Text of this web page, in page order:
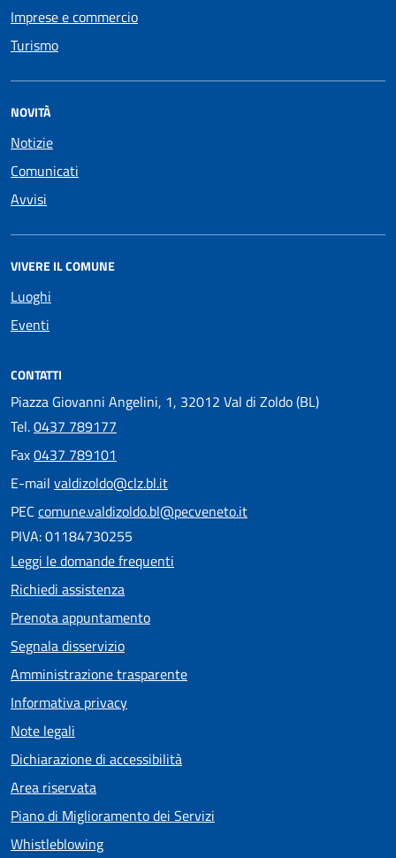
Imprese e commercio
Turismo
NOVITÀ
Notizie
Comunicati
Avvisi
VIVERE IL COMUNE
Luoghi
Eventi
CONTATTI
Piazza Giovanni Angelini, 1, 32012 Val di Zoldo (BL)
Tel.0437 789177
Fax0437 789101
E-mail valdizoldo@clz.bl.it
PEC comune.valdizoldo.bl@pecveneto.it
PIVA: 01184730255
Leggi le domande frequenti
Richiedi assistenza
Prenota appuntamento
Segnala disservizio
Amministrazione trasparente
Informativa privacy
Note legali
Dichiarazione di accessibilità
Area riservata
Piano di Miglioramento dei Servizi
Whistleblowing